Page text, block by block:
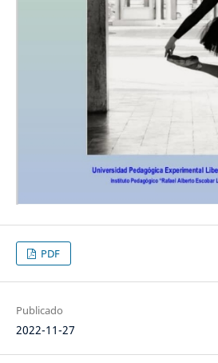
PDF
Publicado
2022-11-27